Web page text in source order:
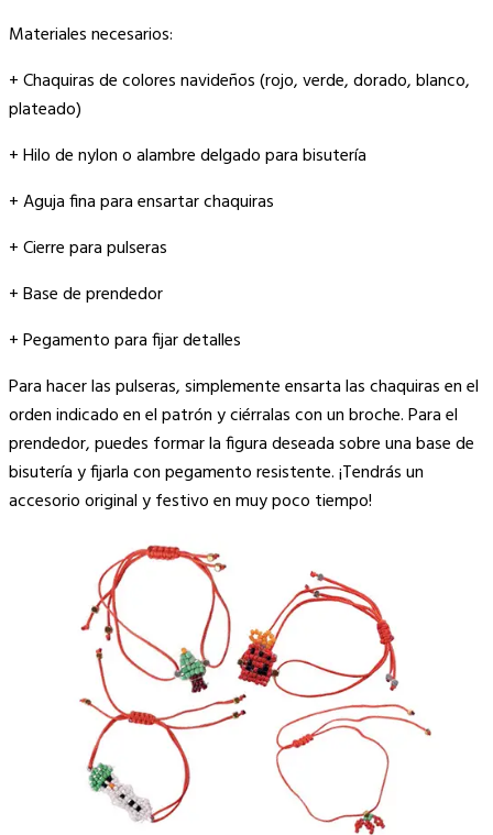
Materiales necesarios:
+ Chaquiras de colores navideños (rojo, verde, dorado, blanco,
plateado)
+ Hilo de nylon o alambre delgado para bisutería
+ Aguja fina para ensartar chaquiras
+ Cierre para pulseras
+ Base de prendedor
+ Pegamento para fijar detalles
Para hacer las pulseras, simplemente ensarta las chaquiras en el
orden indicado en el patrón y ciérralas con un broche. Para el
prendedor, puedes formar la figura deseada sobre una base de
bisutería y fijarla con pegamento resistente. ¡Tendrás un
accesorio original y festivo en muy poco tiempo!